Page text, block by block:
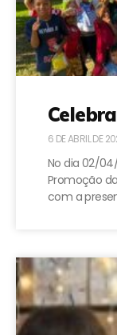
6 DE ABRIL DE
No dia 02/
Promoção
com a